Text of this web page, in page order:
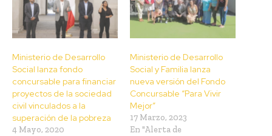
Ministerio de Desarrollo
Social lanza fondo
concursable para financiar
proyectos de la sociedad
civil vinculados a la
superación de la pobreza
4 Mayo, 2020
Ministerio de Desarrollo
Social y Familia lanza
nueva versión del Fondo
Concursable “Para Vivir
Mejor”
17 Marzo, 2023
En "Alerta de